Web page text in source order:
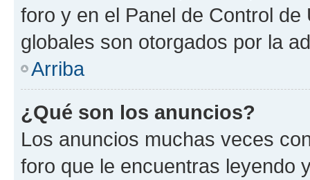
foro y en el Panel de Control
globales son otorgados por la
Arriba
¿Qué son los anuncios?
Los anuncios muchas veces
foro que le encuentras leyendo